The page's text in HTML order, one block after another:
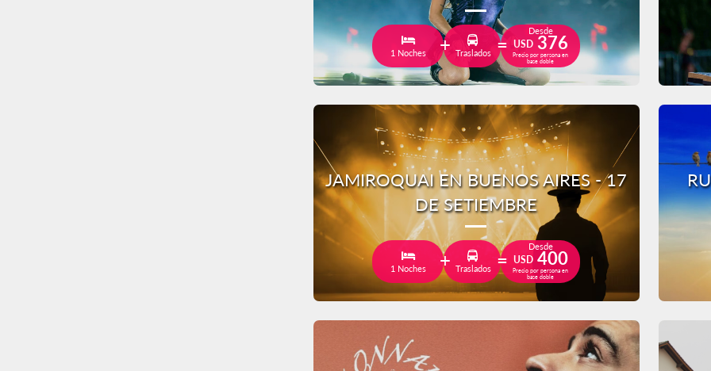
1 Noches Traslados
Desde
USD376
Precio por persona en
base doble
JAMIROQUAI EN BUENOS AIRES - 17
DE SETIEMBRE
1 Noches Traslados
Desde
USD400
Precio por persona en
base doble